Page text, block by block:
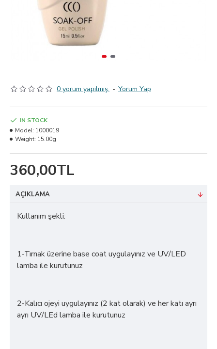
0 yorum yapılmış. - Yorum Yap
360,00TL
IN STOCK
Model: 1000019
Weight: 15.00g
AÇIKLAMA
Kullanım şekli:
1-Tırnak üzerine base coat uygulayınız ve UV/LED
lamba ile kurutunuz
2-Kalıcı ojeyi uygulayınız (2 kat olarak) ve her katı ayrı
ayrı UV/LEd lamba ile kurutunuz